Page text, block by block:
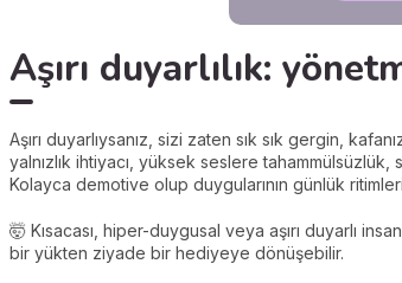
Aşırı duyarlılık:
Aşırı duyarlıysanız, sizi zaten sık sık gergin,
yalnızlık ihtiyacı, yüksek seslere
Kolayca demotive olup duygularının günlük
🤯 Kısacası, hiper-duygusal veya aşırı duyarlı
bir yükten ziyade bir hediyeye dönüşebilir.